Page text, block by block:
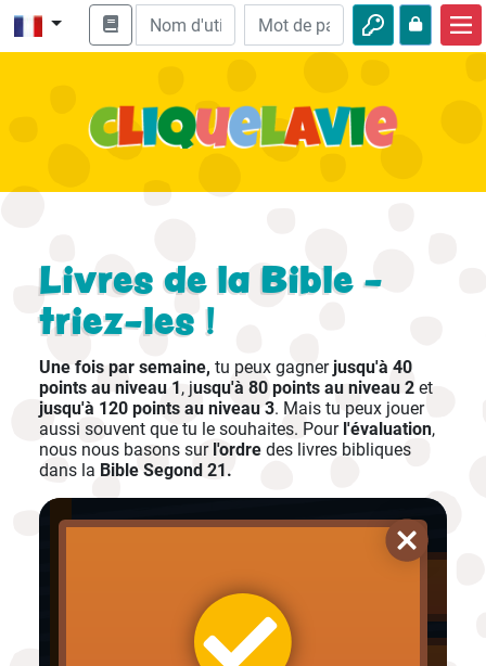
Enseignement biblique
Aventures
Livres de la Bible -
triez-les !
Une fois par semaine, tu peux gagner jusqu'à 40
points au niveau 1, jusqu'à 80 points au niveau 2 et
jusqu'à 120 points au niveau 3. Mais tu peux jouer
aussi souvent que tu le souhaites. Pour l'évaluation,
nous nous basons sur l'ordre des livres bibliques
dans la Bible Segond 21.
Osée
2. Chroniques